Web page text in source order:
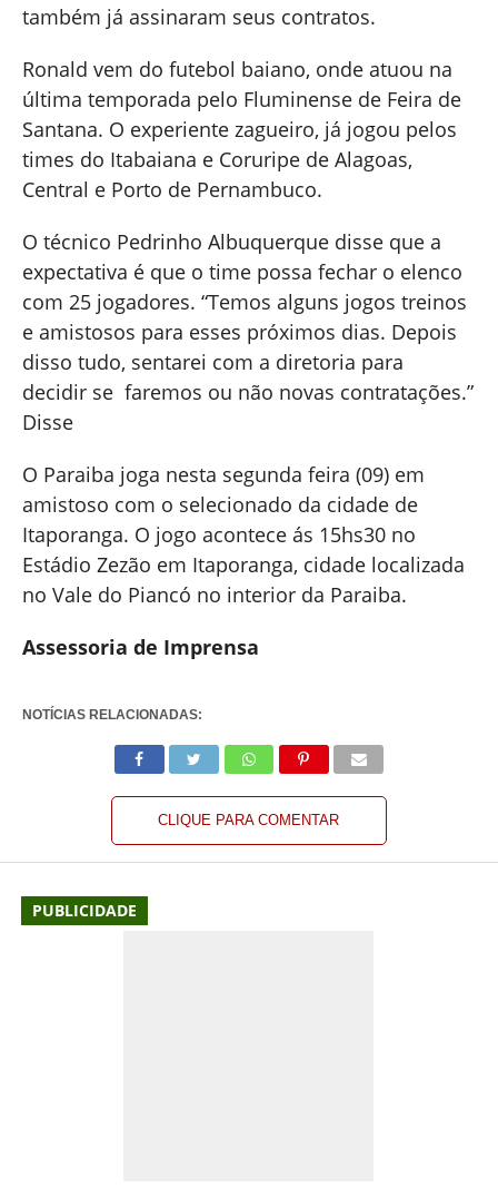
também já assinaram seus contratos.
Ronald vem do futebol baiano, onde atuou na
última temporada pelo Fluminense de Feira de
Santana. O experiente zagueiro, já jogou pelos
times do Itabaiana e Coruripe de Alagoas,
Central e Porto de Pernambuco.
O técnico Pedrinho Albuquerque disse que a
expectativa é que o time possa fechar o elenco
com 25 jogadores. “Temos alguns jogos treinos
e amistosos para esses próximos dias. Depois
disso tudo, sentarei com a diretoria para
decidir se faremos ou não novas contratações.”
Disse
O Paraiba joga nesta segunda feira (09) em
amistoso com o selecionado da cidade de
Itaporanga. O jogo acontece ás 15hs30 no
Estádio Zezão em Itaporanga, cidade localizada
no Vale do Piancó no interior da Paraiba.
Assessoria de Imprensa
NOTÍCIAS RELACIONADAS:
CLIQUE PARA COMENTAR
PUBLICIDADE